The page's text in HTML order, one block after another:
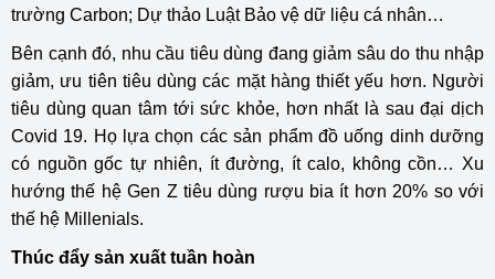
trường Carbon; Dự thảo Luật Bảo vệ dữ liệu cá nhân…
Bên cạnh đó, nhu cầu tiêu dùng đang giảm sâu do thu nhập
giảm, ưu tiên tiêu dùng các mặt hàng thiết yếu hơn. Người
tiêu dùng quan tâm tới sức khỏe, hơn nhất là sau đại dịch
Covid 19. Họ lựa chọn các sản phẩm đồ uống dinh dưỡng
có nguồn gốc tự nhiên, ít đường, ít calo, không cồn… Xu
hướng thế hệ Gen Z tiêu dùng rượu bia ít hơn 20% so với
thế hệ Millenials.
Thúc đẩy sản xuất tuần hoàn